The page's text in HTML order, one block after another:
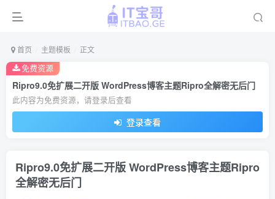
首页 主题模板 正文
Ripro9.0免扩展二开版 WordPress博客主题Ripro全解密无后门
此内容为免费资源，请登录后查看
登录查看
免费资源
Ripro9.0免扩展二开版 WordPress博客主题Ripro
全解密无后门